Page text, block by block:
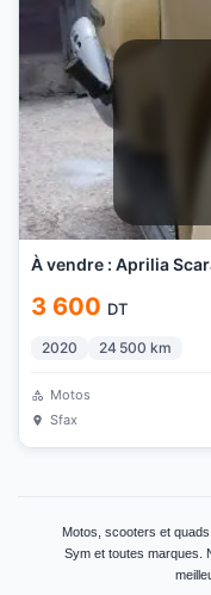
À vendre : Aprilia
3 600 DT
2020 24 500 km
Motos
Sfax
Motos, scooters et
Sym et toutes marques.